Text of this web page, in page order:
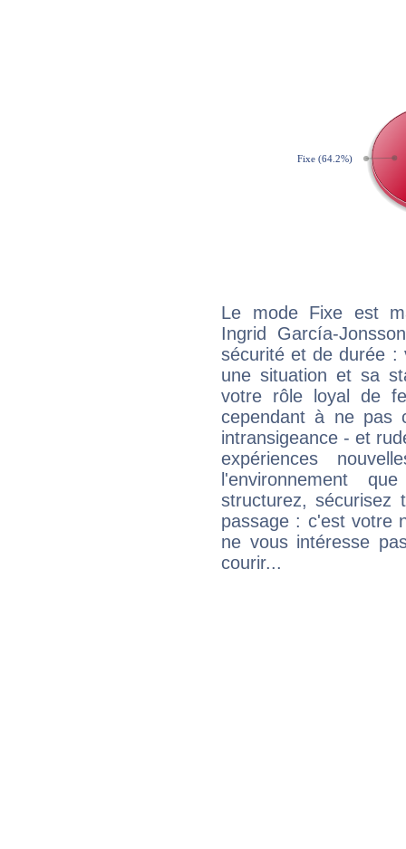
Le mode Fixe est
Ingrid García-
sécurité et de durée :
une situation et sa
votre rôle loyal de
cependant à ne pas
intransigeance - et
expériences
l'environnement
structurez, sécurisez
passage : c'est votre
ne vous intéresse
courir...